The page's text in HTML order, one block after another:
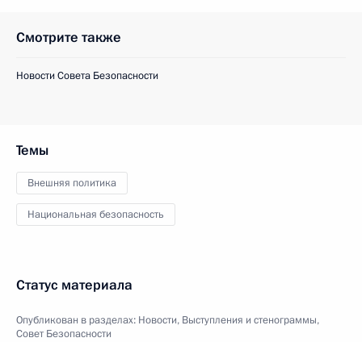
Смотрите также
Новости Совета Безопасности
Темы
Внешняя политика
Национальная безопасность
Статус материала
Опубликован в разделах: Новости, Выступления и стенограммы,
Совет Безопасности